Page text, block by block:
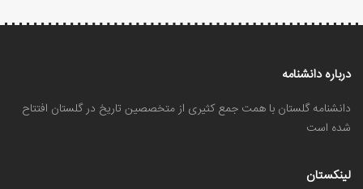
درباره دانشنامه
دانشنامه گلستان با همت جمع کثیری از متخصصین تاریخ در گلستان افتتاح
شده است
لینکستان